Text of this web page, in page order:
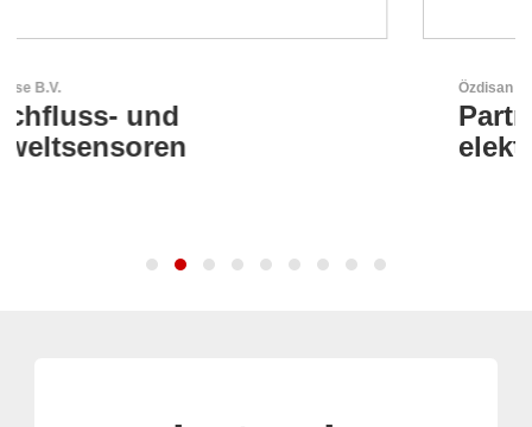
Partner für Lösungen mit
elektronischen